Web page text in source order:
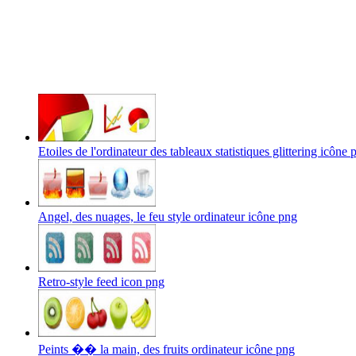
Etoiles de l'ordinateur des tableaux statistiques glittering icône
Angel, des nuages, le feu style ordinateur icône png
Retro-style feed icon png
Peints �� la main, des fruits ordinateur icône png